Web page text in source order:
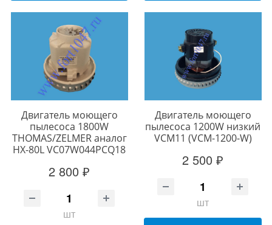
Двигатель моющего
пылесоса 1800W
THOMAS/ZELMER аналог
HX-80L VC07W044PCQ18
2 800 ₽
шт
Двигатель моющего
пылесоса 1200W низкий
VCM11 (VCM-1200-W)
2 500 ₽
шт